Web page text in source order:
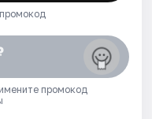
промокод